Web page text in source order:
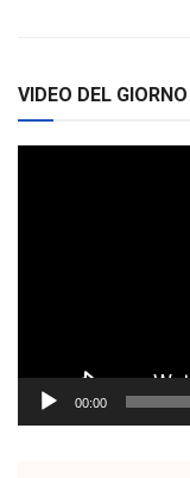
VIDEO DEL GIORNO
00:00